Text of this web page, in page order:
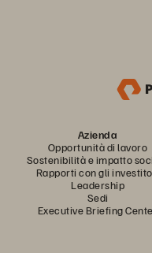
Azienda
Opportunità di lavoro
Sostenibilità e impatto
Rapporti con gli
Leadership
Sedi
Executive Briefing